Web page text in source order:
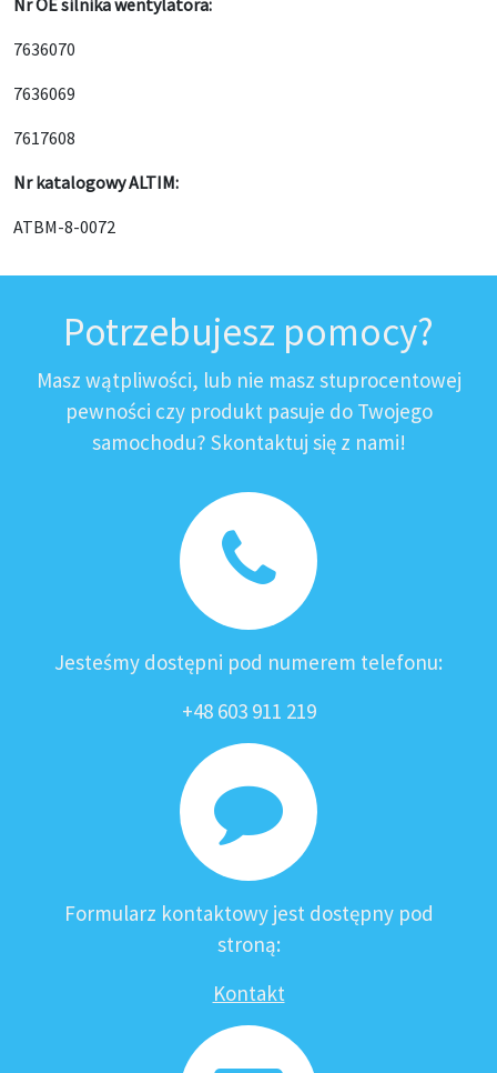
Nr OE silnika wentylatora:
7636070
7636069
7617608
Nr katalogowy ALTIM:
ATBM-8-0072
Potrzebujesz pomocy?
Masz wątpliwości, lub nie masz stuprocentowej
pewności czy produkt pasuje do Twojego
samochodu? Skontaktuj się z nami!
Jesteśmy dostępni pod numerem telefonu:
+48 603 911 219
Formularz kontaktowy jest dostępny pod
stroną:
Kontakt